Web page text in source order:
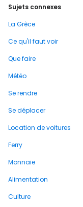
Sujets connexes
La Grèce
Ce qu'il faut voir
Que faire
Météo
Se rendre
Se déplacer
Location de voitures
Ferry
Monnaie
Alimentation
Culture